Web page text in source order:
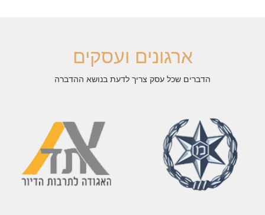
ארגונים ועסקים
הדברים שכל עסק צריך לדעת בנושא ההדברה